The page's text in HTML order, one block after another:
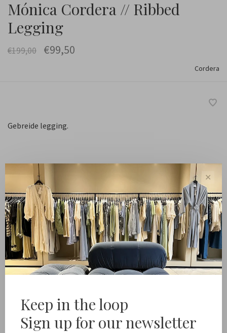
Mónica Cordera // Ribbed
Legging
€199,00 €99,50
Cordera
Gebreide legging.
One Size
Aantal: +
-
Toevoegen aan winkelwagen
from NL €100 / EU1 €200
Delivery time NL 1-2
Deel dit product: Facebook
✕
Keep in the loop
Sign up for our newsletter